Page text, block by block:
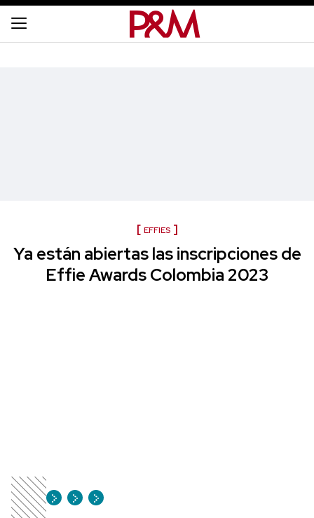
EFFIES
Ya están abiertas las inscripciones de
Effie Awards Colombia 2023